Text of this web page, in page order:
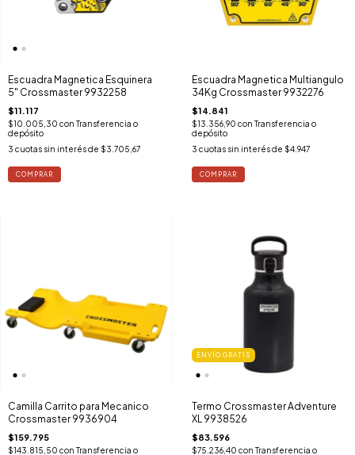
Escuadra Magnetica Esquinera
5" Crossmaster 9932258
$11.117
$10.005,30 con Transferencia o
depósito
3 cuotas sin interés de $3.705,67
Escuadra Magnetica Multiangulo
34Kg Crossmaster 9932276
$14.841
$13.356,90 con Transferencia o
depósito
3 cuotas sin interés de $4.947
Camilla Carrito para Mecanico
Crossmaster 9936904
$159.795
$143.815,50 con Transferencia o
ENVÍO GRATIS
Termo Crossmaster Adventure
XL 9938526
$83.596
$75.236,40 con Transferencia o